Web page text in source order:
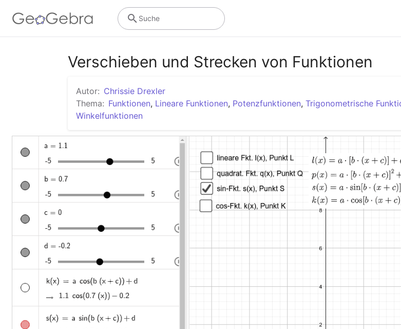
Suche
Verschieben und Strecken von Funktionen
Autor: Chrissie Drexler
Thema: Funktionen, Lineare Funktionen, Potenzfunktionen, Trigonometrische
Winkelfunktionen